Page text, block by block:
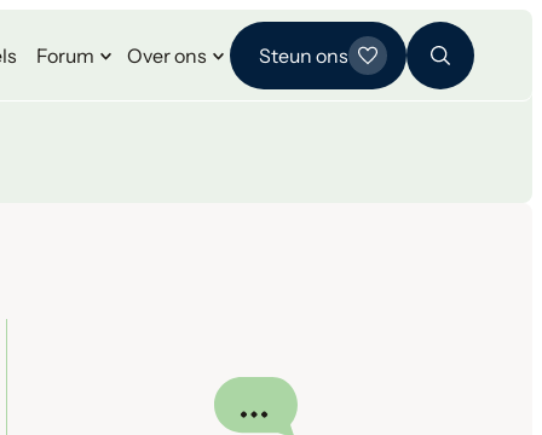
Forum Over ons Steun ons